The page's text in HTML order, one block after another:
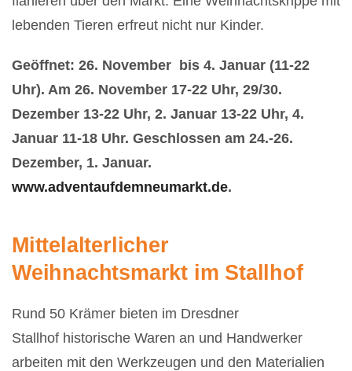
lebenden Tieren erfreut nicht nur Kinder.
Geöffnet: 26. November bis 4. Januar (11-22
Uhr). Am 26. November 17-22 Uhr, 29/30.
Dezember 13-22 Uhr, 2. Januar 13-22 Uhr, 4.
Januar 11-18 Uhr. Geschlossen am 24.-26.
Dezember, 1. Januar.
www.adventaufdemneumarkt.de.
Mittelalterlicher
Weihnachtsmarkt im Stallhof
Rund 50 Krämer bieten im Dresdner
Stallhof historische Waren an und Handwerker
arbeiten mit den Werkzeugen und den Materialien